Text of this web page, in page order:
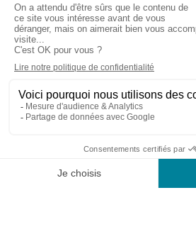
Cabinet d’experts-comptables
Services Secteurs
Recrutement